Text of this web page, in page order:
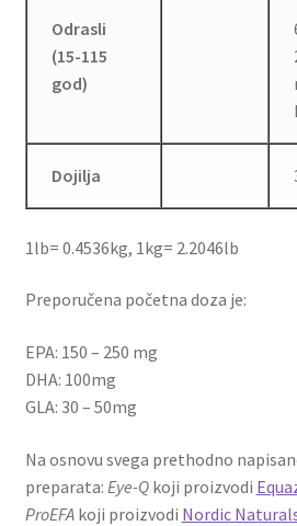
Odrasli
(15-115
god)
Dojilja
1lb= 0.4536kg, 1kg= 2.2046lb
Preporučena početna doza je:
EPA: 150 – 250 mg
DHA: 100mg
GLA: 30 – 50mg
Na osnovu svega prethodno
preparata: Eye-Qkoji proizvodi
ProEFAkoji proizvodi Nordic